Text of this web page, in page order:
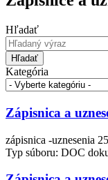
Hľadať
Hľadať
Kategória
Zápisnica a
zápisnica -uznesenia
Typ súboru: DOC